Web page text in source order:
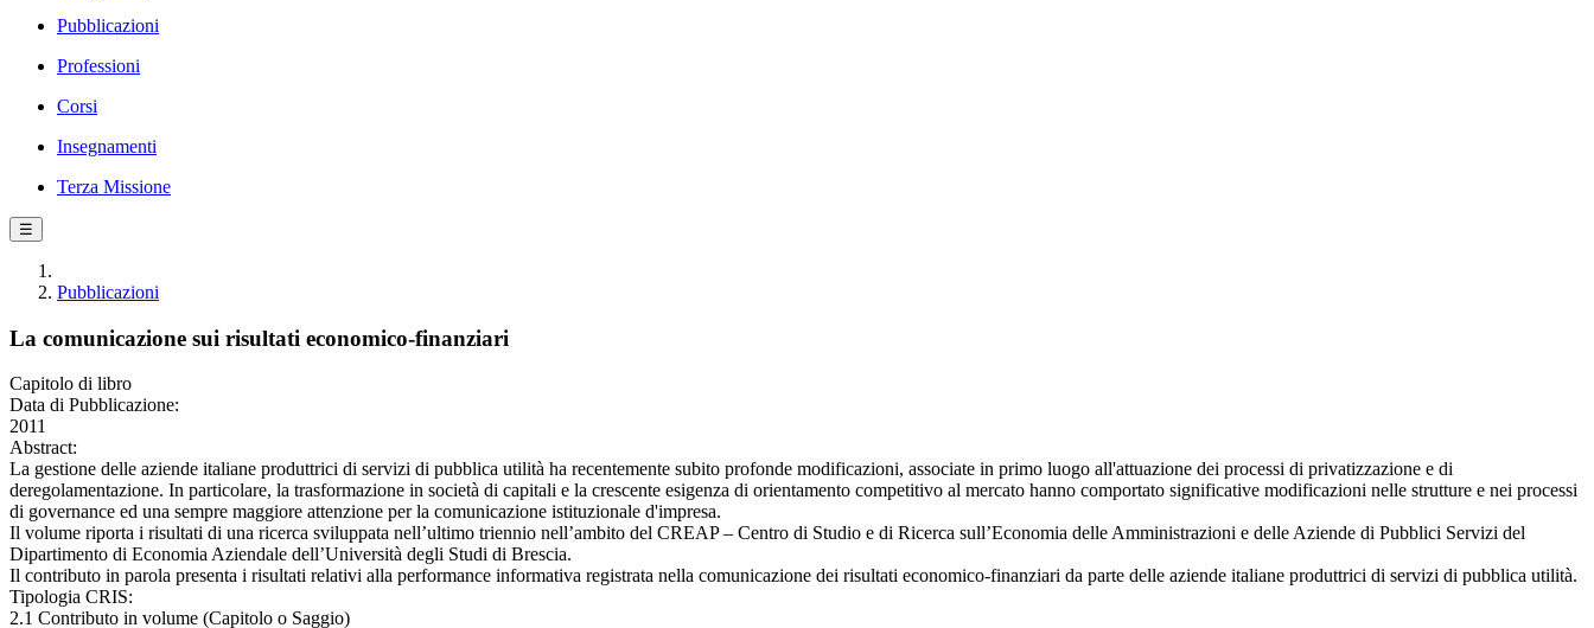
Pubblicazioni
Professioni
Corsi
Insegnamenti
Terza Missione
☰
Pubblicazioni
La comunicazione sui risultati economico-finanziari
Capitolo di libro
Data di Pubblicazione:
2011
Abstract:
La gestione delle aziende italiane produttrici di servizi di pubblica utilità ha recentemente subito profonde modificazioni, associate in primo luogo all'attuazione dei processi di privatizzazione e di
deregolamentazione. In particolare, la trasformazione in società di capitali e la crescente esigenza di orientamento competitivo al mercato hanno comportato significative modificazioni nelle strutture e nei processi
di governance ed una sempre maggiore attenzione per la comunicazione istituzionale d'impresa.
Il volume riporta i risultati di una ricerca sviluppata nell’ultimo triennio nell’ambito del CREAP – Centro di Studio e di Ricerca sull’Economia delle Amministrazioni e delle Aziende di Pubblici Servizi del
Dipartimento di Economia Aziendale dell’Università degli Studi di Brescia.
Il contributo in parola presenta i risultati relativi alla performance informativa registrata nella comunicazione dei risultati economico-finanziari da parte delle aziende italiane produttrici di servizi di pubblica utilità.
Tipologia CRIS:
2.1 Contributo in volume (Capitolo o Saggio)